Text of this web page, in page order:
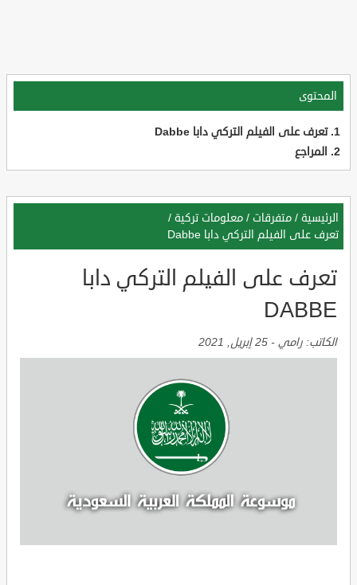
المحتوى
تعرف على الفيلم التركي دابا Dabbe
المراجع
الرئيسية / متفرقات / معلومات تركية /
تعرف على الفيلم التركي دابا Dabbe
تعرف على الفيلم التركي دابا
DABBE
الكاتب: رامي - 25 إبريل, 2021